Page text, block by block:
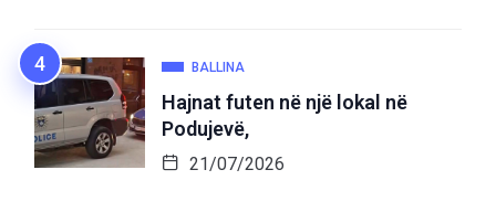
BALLINA
Hajnat futen në një lokal në
Podujevë,
21/07/2026